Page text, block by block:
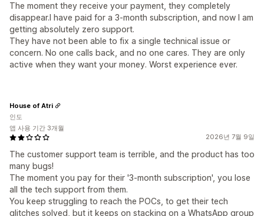
The moment they receive your payment, they completely
disappear.I have paid for a 3-month subscription, and now I am
getting absolutely zero support.
They have not been able to fix a single technical issue or
concern. No one calls back, and no one cares. They are only
active when they want your money. Worst experience ever.
2026년 7월 9일
The customer support team is terrible, and the product has too
many bugs!
The moment you pay for their '3-month subscription', you lose
all the tech support from them.
You keep struggling to reach the POCs, to get their tech
glitches solved, but it keeps on stacking on a WhatsApp group
House of Atri
인도
앱 사용 기간 3개월